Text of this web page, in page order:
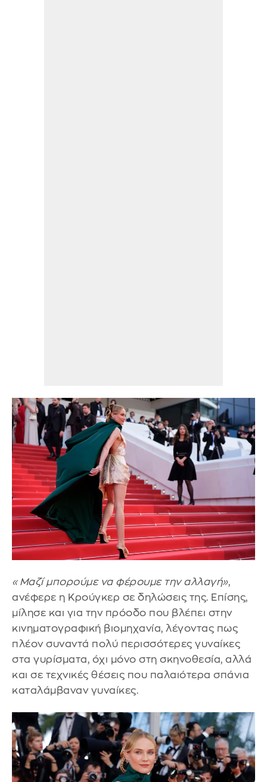
«Μαζί μπορούμε να φέρουμε την αλλαγή»,
ανέφερε η Κρούγκερ σε δηλώσεις της. Επίσης,
μίλησε και για την πρόοδο που βλέπει στην
κινηματογραφική βιομηχανία, λέγοντας πως
πλέον συναντά πολύ περισσότερες γυναίκες
στα γυρίσματα, όχι μόνο στη σκηνοθεσία, αλλά
και σε τεχνικές θέσεις που παλαιότερα σπάνια
καταλάμβαναν γυναίκες.